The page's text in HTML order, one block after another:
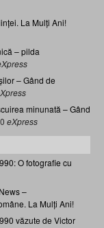
La Mulți Ani!
– pilda
– Gând de
minunată – Gând
eXpress
O fotografie cu
–
La Mulți Ani!
văzute de Victor